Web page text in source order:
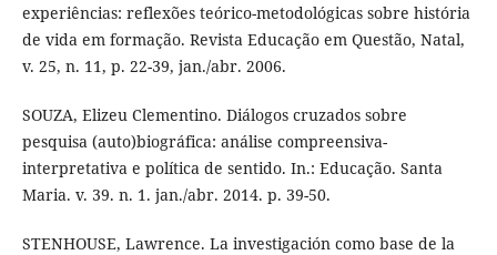
experiências: reflexões teórico-metodológicas sobre história
de vida em formação. Revista Educação em Questão, Natal,
v. 25, n. 11, p. 22-39, jan./abr. 2006.
SOUZA, Elizeu Clementino. Diálogos cruzados sobre
pesquisa (auto)biográfica: análise compreensiva-
interpretativa e política de sentido. In.: Educação. Santa
Maria. v. 39. n. 1. jan./abr. 2014. p. 39-50.
STENHOUSE, Lawrence. La investigación como base de la